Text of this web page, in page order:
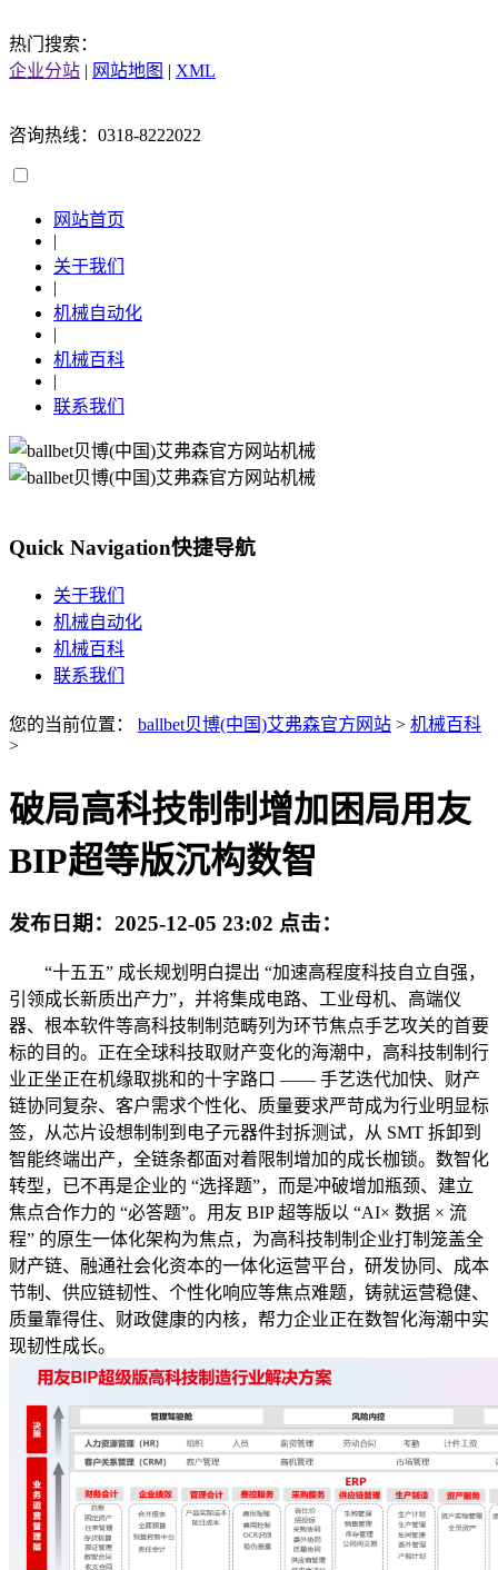
热门搜索：
企业分站 | 网站地图 | XML
咨询热线：0318-8222022
网站首页
|
关于我们
|
机械自动化
|
机械百科
|
联系我们
Quick Navigation快捷导航
关于我们
机械自动化
机械百科
联系我们
您的当前位置： ballbet贝博(中国)艾弗森官方网站 > 机械百科
>
破局高科技制制增加困局用友
BIP超等版沉构数智
发布日期： 2025-12-05 23:02 点击：
“十五五” 成长规划明白提出 “加速高程度科技自立自强，
引领成长新质出产力”，并将集成电路、工业母机、高端仪
器、根本软件等高科技制制范畴列为环节焦点手艺攻关的首要
标的目的。正在全球科技取财产变化的海潮中，高科技制制行
业正坐正在机缘取挑和的十字路口 —— 手艺迭代加快、财产
链协同复杂、客户需求个性化、质量要求严苛成为行业明显标
签，从芯片设想制制到电子元器件封拆测试，从 SMT 拆卸到
智能终端出产，全链条都面对着限制增加的成长枷锁。数智化
转型，已不再是企业的 “选择题”，而是冲破增加瓶颈、建立
焦点合作力的 “必答题”。用友 BIP 超等版以 “AI× 数据 × 流
程” 的原生一体化架构为焦点，为高科技制制企业打制笼盖全
财产链、融通社会化资本的一体化运营平台，研发协同、成本
节制、供应链韧性、个性化响应等焦点难题，铸就运营稳健、
质量靠得住、财政健康的内核，帮力企业正在数智化海潮中实
现韧性成长。